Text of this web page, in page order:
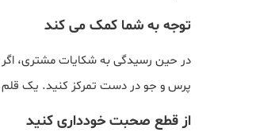
توجه به شما کمک می کند
در حین رسیدگی به شکایات مشتری، اگر
پرس و جو در دست تمرکز کنید. یک قلم
از قطع صحبت خودداری کنید